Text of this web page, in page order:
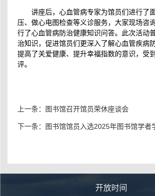
讲座后，心血管病专家为馆员们 进行了
压、 做心电图检查等义诊服务， 大家现场咨
行了心血管病防治健康知识问答。 此次活动
治知识， 促进馆员们更深入了解心血管疾病
提高了关爱健康、提升幸福指数的意识 ，受到
评。
上一条： 图书馆召开馆员荣休座谈会
下一条： 图书馆馆员入选2025年图书馆学者
开放时间